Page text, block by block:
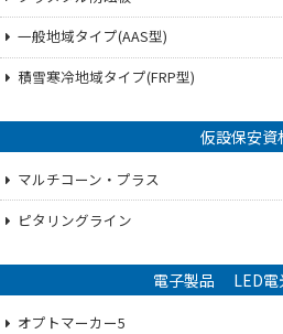
一般地域タイプ(AAS型)
積雪寒冷地域タイプ(FRP型)
仮設保安資
マルチコーン・プラス
ピタリングライン
電子製品 LED電
オプトマーカー5